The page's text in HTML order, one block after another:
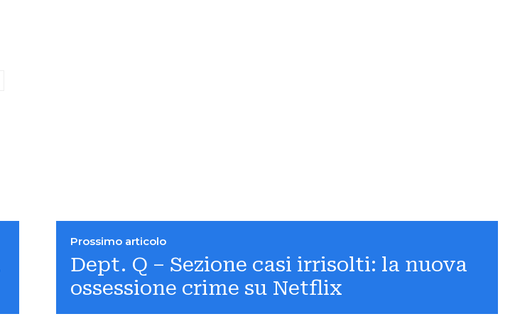
Prossimo articolo
Dept. Q – Sezione casi irrisolti: la nuova
ossessione crime su Netflix